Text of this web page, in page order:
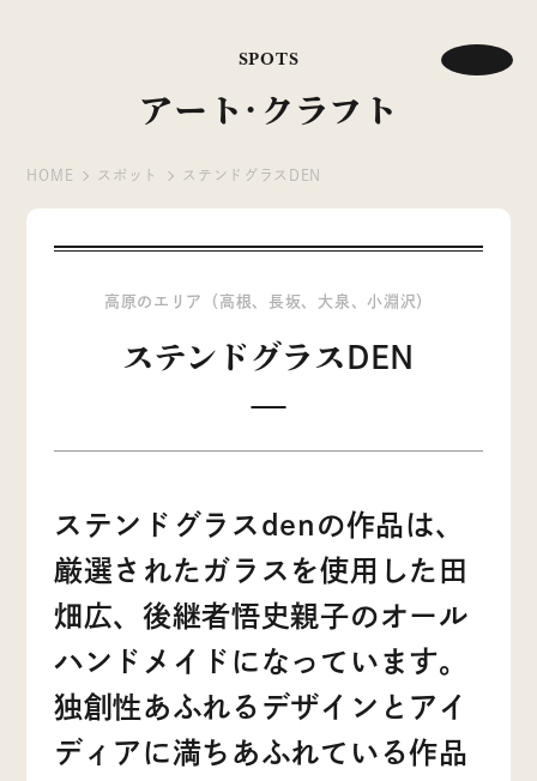
SPOTS
アート･クラフト
HOME スポット ステンドグラスDEN
高原のエリア（高根、長坂、大泉、小淵沢）
ステンドグラスDEN
ステンドグラスdenの作品は、
厳選されたガラスを使用した田
畑広、後継者悟史親子のオール
ハンドメイドになっています。
独創性あふれるデザインとアイ
ディアに満ちあふれている作品